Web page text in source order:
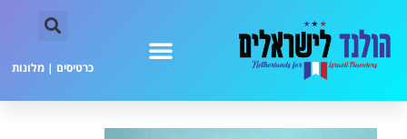
כרטיסים | מלונות